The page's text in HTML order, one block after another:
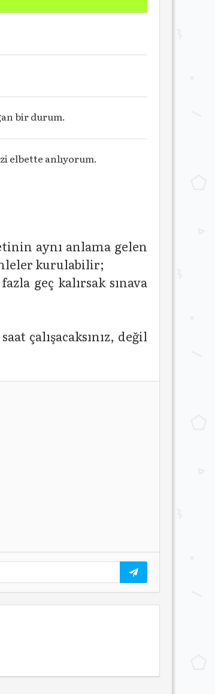
bir durum.
elbette anlıyorum.
aynı anlama gelen
kurulabilir;
geç kalırsak sınava
çalışacaksınız, değil